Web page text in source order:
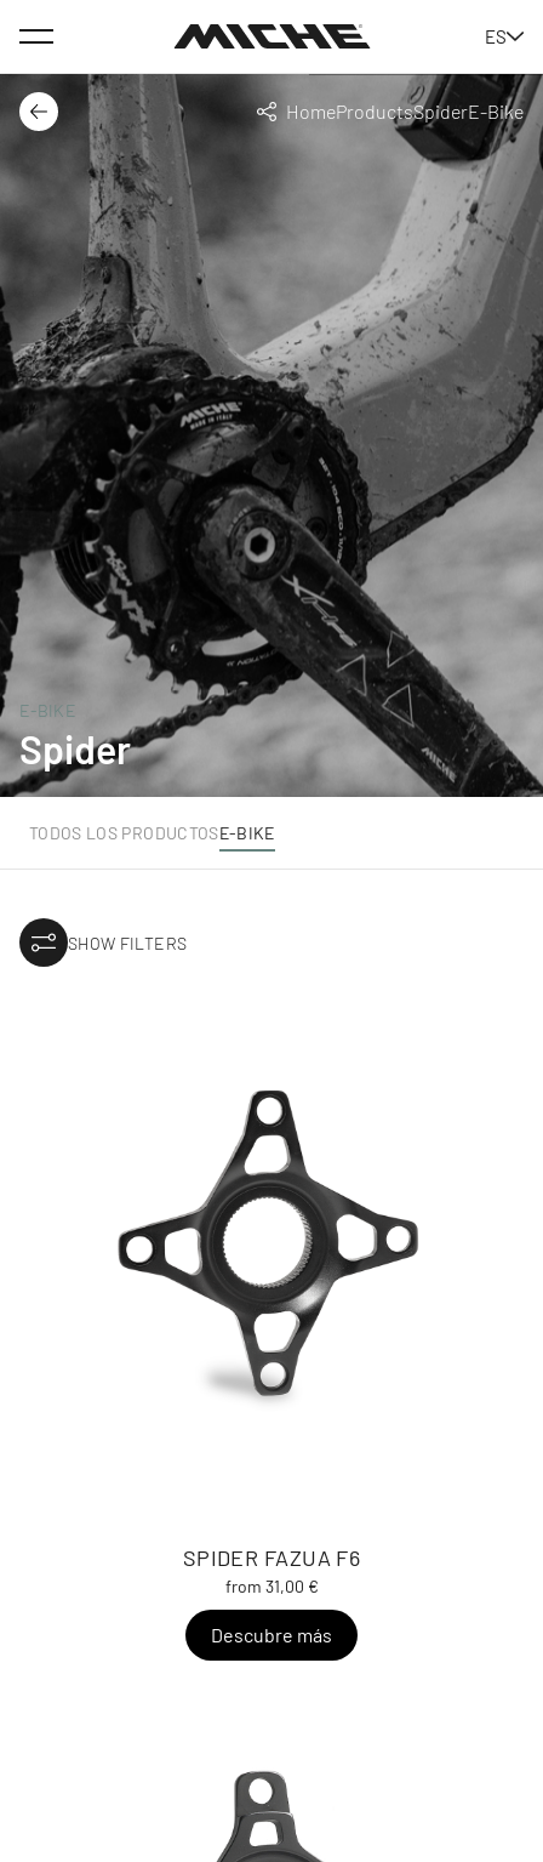
Menu
ES
Back
HomeProductsSpiderE-Bike
Share
E-BIKE
Spider
TODOS LOS PRODUCTOSE-BIKE
SHOW FILTERS
SPIDER FAZUA F6
from 31,00 €
Descubre más